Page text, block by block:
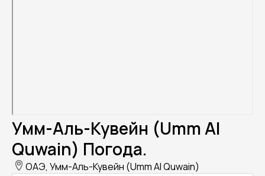
Умм-Аль-Кувейн (Umm Al
Quwain) Погода.
ОАЭ, Умм-Аль-Кувейн (Umm Al Quwain)